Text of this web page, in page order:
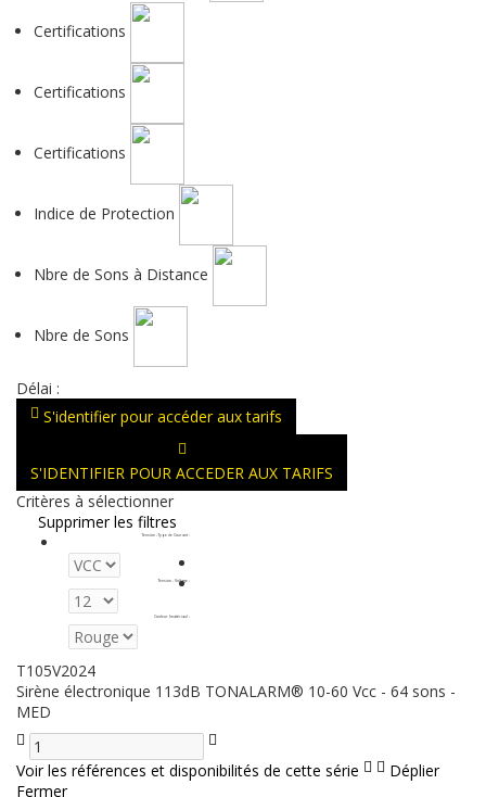
Certifications
Certifications
Certifications
Indice de Protection
Nbre de Sons à Distance
Nbre de Sons
Délai :
S'identifier pour accéder aux tarifs
S'IDENTIFIER POUR ACCEDER AUX TARIFS
Critères à sélectionner
Supprimer les filtres
Tension - Type de Courant :
Tension - Voltage :
Couleur (matériau) :
T105V2024
Sirène électronique 113dB TONALARM® 10-60 Vcc - 64 sons -
MED
Voir les références et disponibilités de cette série
Déplier
Fermer